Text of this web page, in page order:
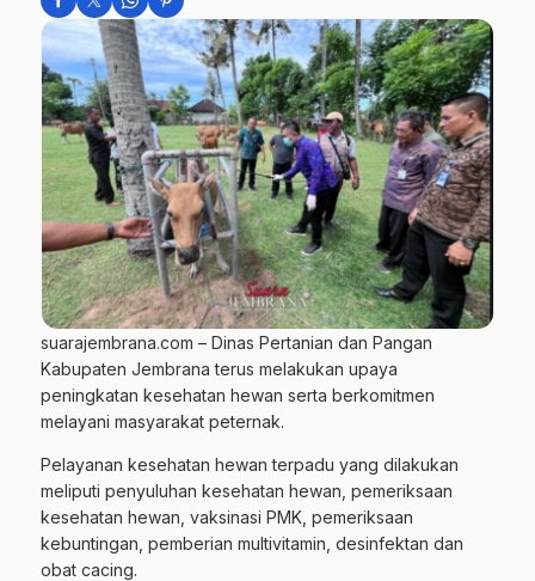
suarajembrana.com – Dinas Pertanian dan Pangan
Kabupaten Jembrana terus melakukan upaya
peningkatan kesehatan hewan serta berkomitmen
melayani masyarakat peternak.
Pelayanan kesehatan hewan terpadu yang dilakukan
meliputi penyuluhan kesehatan hewan, pemeriksaan
kesehatan hewan, vaksinasi PMK, pemeriksaan
kebuntingan, pemberian multivitamin, desinfektan dan
obat cacing.